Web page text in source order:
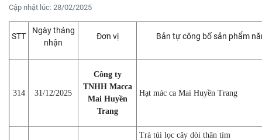
Cập nhật lúc: 28/02/2025
STT
Ngày tháng
nhận
Đơn vị Bản tự công bố sản phẩm
314 31/12/2025
Công ty
TNHH Macca
Mai Huyền
Trang
Hạt mác ca Mai Huyền Trang
Trà túi lọc cây dòi thân tím